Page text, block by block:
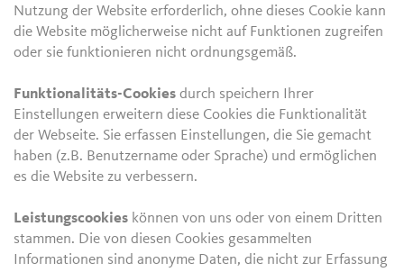
Nutzung der Website erforderlich, ohne dieses Cookie kann
die Website möglicherweise nicht auf Funktionen zugreifen
oder sie funktionieren nicht ordnungsgemäß.
Funktionalitäts-Cookies durch speichern Ihrer
Einstellungen erweitern diese Cookies die Funktionalität
der Webseite. Sie erfassen Einstellungen, die Sie gemacht
haben (z.B. Benutzername oder Sprache) und ermöglichen
es die Website zu verbessern.
Leistungscookies können von uns oder von einem Dritten
stammen. Die von diesen Cookies gesammelten
Informationen sind anonyme Daten, die nicht zur Erfassung